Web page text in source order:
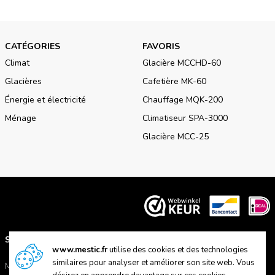
CATÉGORIES
Climat
Glacières
Énergie et électricité
Ménage
FAVORIS
Glacière MCCHD-60
Cafetière MK-60
Chauffage MQK-200
Climatiseur SPA-3000
Glacière MCC-25
SUPPORT
Manuels A propos de Mestic
www.mestic.frutilise des cookies et des technologies
similaires pour analyser et améliorer son site web. Vous